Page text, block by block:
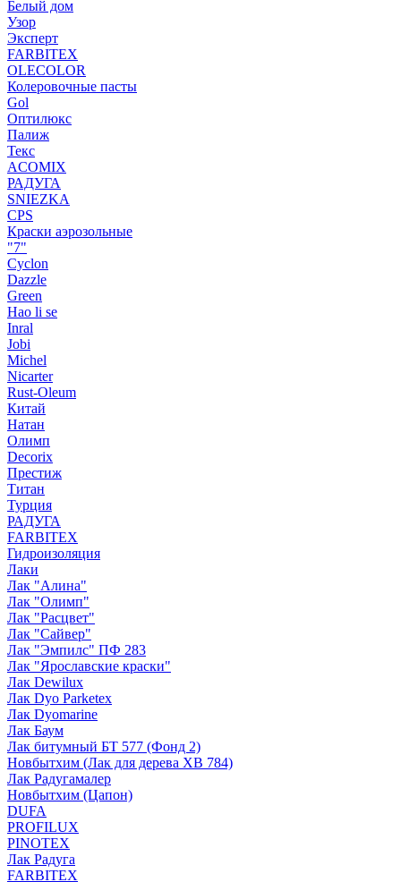
Белый дом
Узор
Эксперт
FARBITEX
OLECOLOR
Колеровочные пасты
Gol
Оптилюкс
Палиж
Текс
ACOMIX
РАДУГА
SNIEZKA
CPS
Краски аэрозольные
"7"
Cyclon
Dazzle
Green
Hao li se
Inral
Jobi
Michel
Nicarter
Rust-Oleum
Китай
Натан
Олимп
Decorix
Престиж
Титан
Турция
РАДУГА
FARBITEX
Гидроизоляция
Лаки
Лак "Алина"
Лак "Олимп"
Лак "Расцвет"
Лак "Сайвер"
Лак "Эмпилс" ПФ 283
Лак "Ярославские краски"
Лак Dewilux
Лак Dyo Parketex
Лак Dyomarine
Лак Баум
Лак битумный БТ 577 (Фонд 2)
Новбытхим (Лак для дерева ХВ 784)
Лак Радугамалер
Новбытхим (Цапон)
DUFA
PROFILUX
PINOTEX
Лак Радуга
FARBITEX